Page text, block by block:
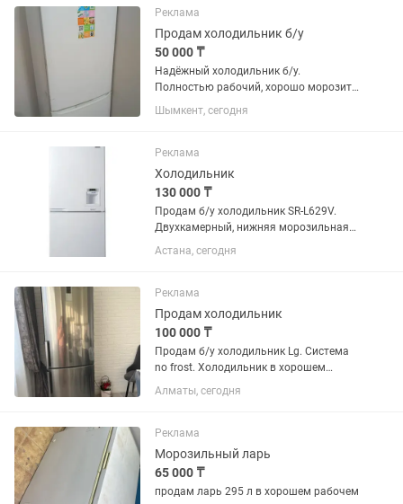
Реклама
Продам холодильник б/у
50 000 ₸
Надёжный холодильник б/у.
Полностью рабочий, хорошо морозит
и охлаждает. Аккуратно
использовался, внутри чистый.
квартиры.
Шымкент, сегодня
Реклама
Холодильник
130 000 ₸
Продам б/у холодильник SR-L629V.
Двухкамерный, нижняя морозильная
камера, система No Frost (не требует
разморозки). Высота 179 см, ширина
диспенсер для охлаждения...
Астана, сегодня
Реклама
Продам холодильник
100 000 ₸
Продам б/у холодильник Lg. Система
no frost. Холодильник в хорошем
состоянии. Торг имеется
Алматы, сегодня
Реклама
Морозильный ларь
65 000 ₸
продам ларь 295 л в хорошем рабочем